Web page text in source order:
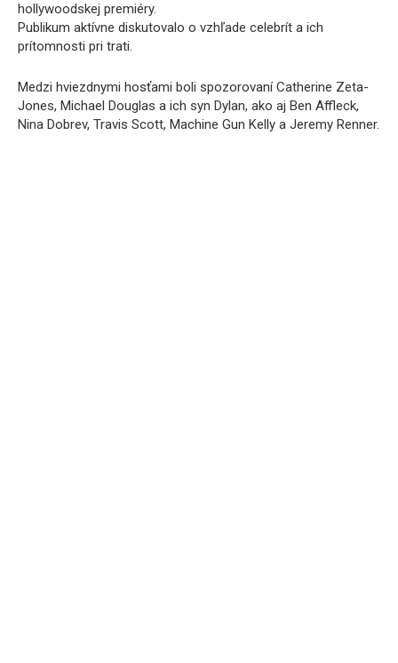
hollywoodskej premiéry.
Publikum aktívne diskutovalo o vzhľade celebrít a ich
prítomnosti pri trati.
Medzi hviezdnymi hosťami boli spozorovaní Catherine Zeta-
Jones, Michael Douglas a ich syn Dylan, ako aj Ben Affleck,
Nina Dobrev, Travis Scott, Machine Gun Kelly a Jeremy Renner.